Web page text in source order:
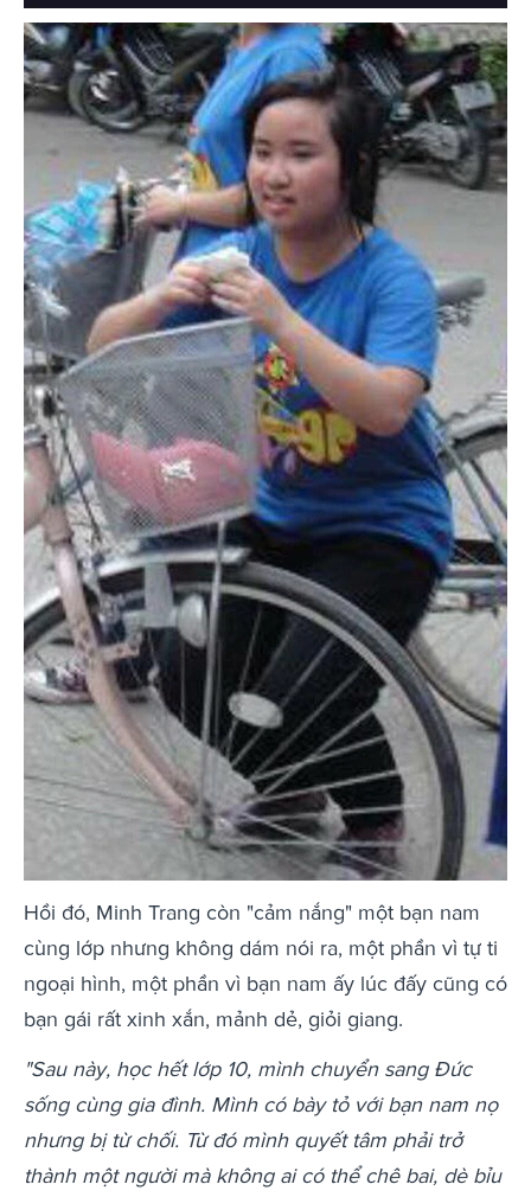
Hồi đó, Minh Trang còn "cảm nắng" một bạn nam
cùng lớp nhưng không dám nói ra, một phần vì tự ti
ngoại hình, một phần vì bạn nam ấy lúc đấy cũng có
bạn gái rất xinh xắn, mảnh dẻ, giỏi giang.
"Sau này, học hết lớp 10, mình chuyển sang Đức
sống cùng gia đình. Mình có bày tỏ với bạn nam nọ
nhưng bị từ chối. Từ đó mình quyết tâm phải trở
thành một người mà không ai có thể chê bai, dè bỉu